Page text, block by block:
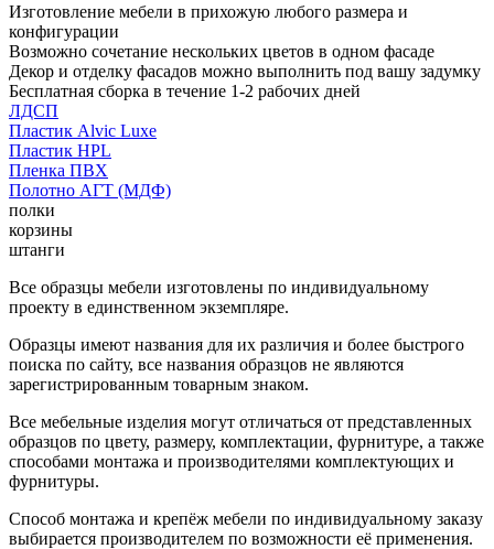
Изготовление мебели в прихожую любого размера и
конфигурации
Возможно сочетание нескольких цветов в одном фасаде
Декор и отделку фасадов можно выполнить под вашу задумку
Бесплатная сборка в течение 1-2 рабочих дней
ЛДСП
Пластик Alvic Luxe
Пластик HPL
Пленка ПВХ
Полотно АГТ (МДФ)
полки
корзины
штанги
Все образцы мебели изготовлены по индивидуальному
проекту в единственном экземпляре.
Образцы имеют названия для их различия и более быстрого
поиска по сайту, все названия образцов не являются
зарегистрированным товарным знаком.
Все мебельные изделия могут отличаться от представленных
образцов по цвету, размеру, комплектации, фурнитуре, а также
способами монтажа и производителями комплектующих и
фурнитуры.
Способ монтажа и крепёж мебели по индивидуальному заказу
выбирается производителем по возможности её применения.